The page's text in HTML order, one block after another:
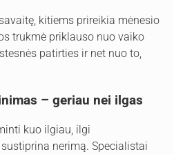
kitiems prireikia mėnesio
trukmė priklauso nuo vaiko
patirties ir net nuo to,
– geriau nei ilgas
kuo ilgiau, ilgi
nerimą. Specialistai